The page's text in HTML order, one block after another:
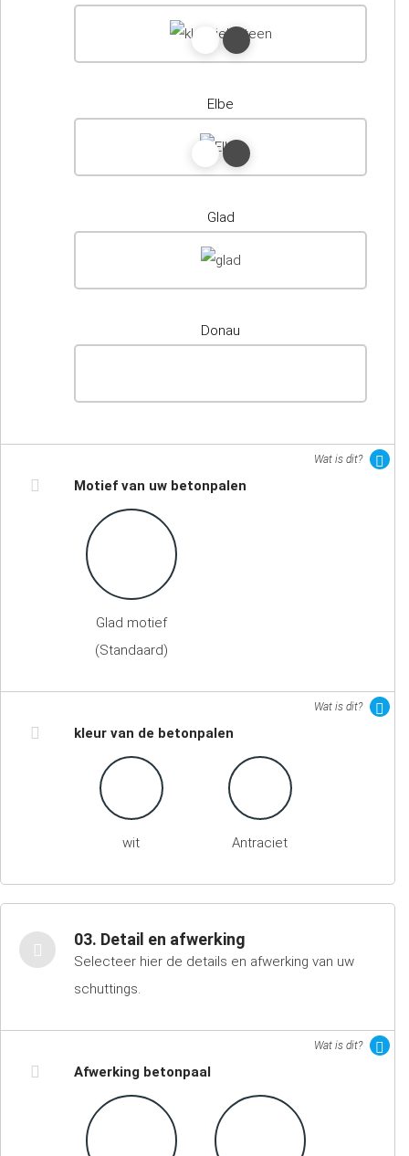
Elbe
Glad
Donau
Wat is dit?
Motief van uw betonpalen
Glad motief
(Standaard)
Wat is dit?
kleur van de betonpalen
wit Antraciet
03. Detail en afwerking
Selecteer hier de details en afwerking van uw
schuttings.
Wat is dit?
Afwerking betonpaal